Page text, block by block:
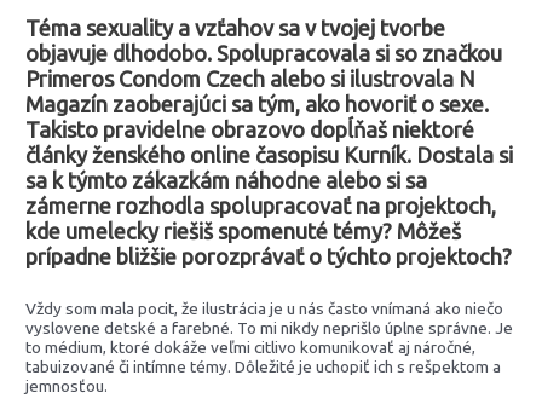
Téma sexuality a vzťahov sa v tvojej tvorbe
objavuje dlhodobo. Spolupracovala si so značkou
Primeros Condom Czech alebo si ilustrovala N
Magazín zaoberajúci sa tým, ako hovoriť o sexe.
Takisto pravidelne obrazovo dopĺňaš niektoré
články ženského online časopisu Kurník. Dostala si
sa k týmto zákazkám náhodne alebo si sa
zámerne rozhodla spolupracovať na projektoch,
kde umelecky riešiš spomenuté témy? Môžeš
prípadne bližšie porozprávať o týchto projektoch?
Vždy som mala pocit, že ilustrácia je u nás často vnímaná ako niečo
vyslovene detské a farebné. To mi nikdy neprišlo úplne správne. Je
to médium, ktoré dokáže veľmi citlivo komunikovať aj náročné,
tabuizované či intímne témy. Dôležité je uchopiť ich s rešpektom a
jemnosťou.